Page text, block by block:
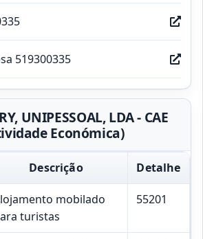
519300335
UNIPESSOAL, LDA - CAE
Económica)
Descrição Detalhe
mobilado
turistas
55201